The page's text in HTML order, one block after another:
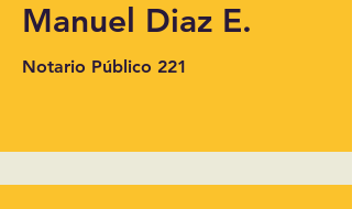
Manuel Diaz E.
Notario Público 221